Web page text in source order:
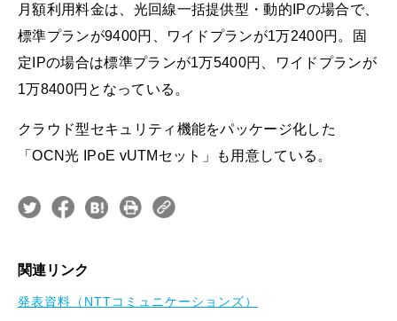
月額利用料金は、光回線一括提供型・動的IPの場合で、
標準プランが9400円、ワイドプランが1万2400円。固
定IPの場合は標準プランが1万5400円、ワイドプランが
1万8400円となっている。
クラウド型セキュリティ機能をパッケージ化した
「OCN光 IPoE vUTMセット」も用意している。
関連リンク
発表資料（NTTコミュニケーションズ）